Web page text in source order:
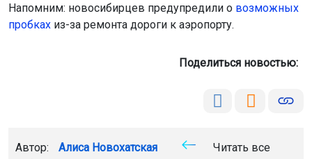
Напомним: новосибирцев предупредили о возможных
пробках из-за ремонта дороги к аэропорту.
Поделиться новостью:
Автор: Алиса Новохатская
Читать все